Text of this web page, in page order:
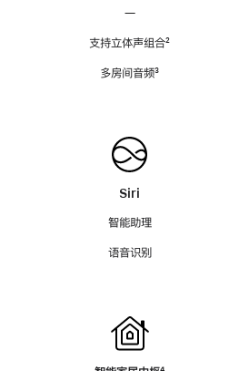
—
支持立体声组合脚
²
多房间音频脚
³
Siri
智能助理
语音识别